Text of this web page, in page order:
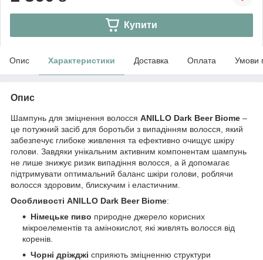
Купити
Опис Характеристики Доставка Оплата Умови
Опис
Шампунь для зміцнення волосся ANILLO Dark Beer Biome –
це потужний засіб для боротьби з випадінням волосся, який
забезпечує глибоке живлення та ефективно очищує шкіру
голови. Завдяки унікальним активним компонентам шампунь
не лише знижує ризик випадіння волосся, а й допомагає
підтримувати оптимальний баланс шкіри голови, роблячи
волосся здоровим, блискучим і еластичним.
Особливості ANILLO Dark Beer Biome:
Німецьке пиво природне джерело корисних
мікроелементів та амінокислот, які живлять волосся від
коренів.
Чорні дріжджі сприяють зміцненню структури